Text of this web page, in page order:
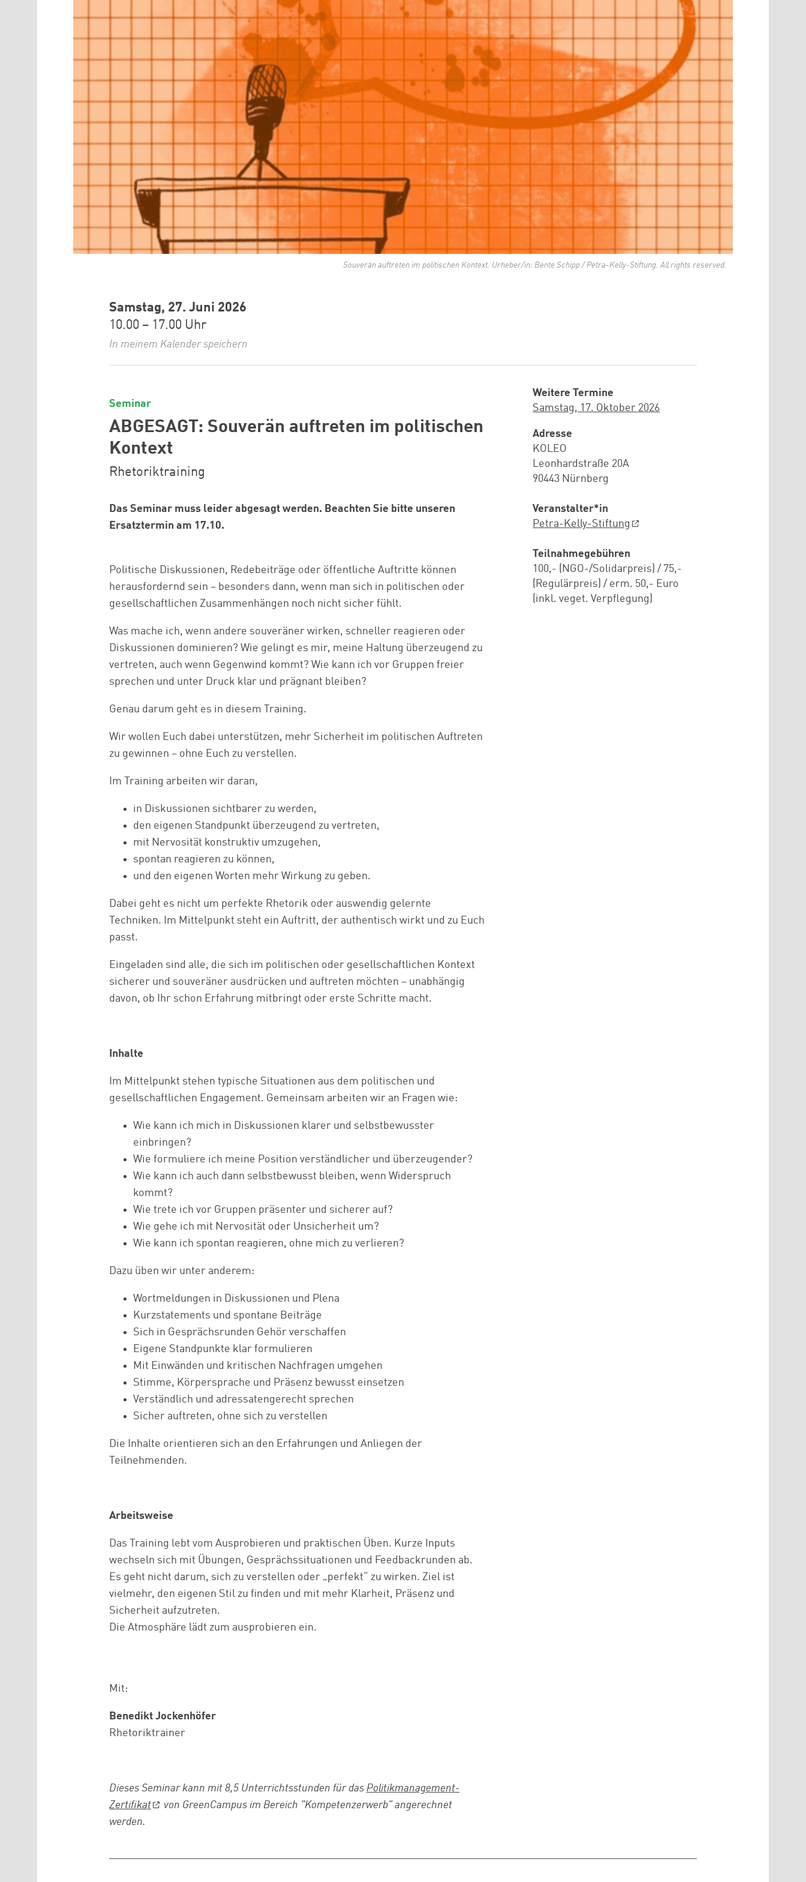
Souverän auftreten im politischen Kontext. Urheber/in: Bente Schipp / Petra-Kelly-Stiftung. All rights reserved.
Samstag, 27. Juni 2026
10.00 – 17.00 Uhr
In meinem Kalender speichern
Seminar
ABGESAGT: Souverän auftreten im politischen
Kontext
Rhetoriktraining
Das Seminar muss leider abgesagt werden. Beachten Sie bitte unseren
Ersatztermin am 17.10.
Politische Diskussionen, Redebeiträge oder öffentliche Auftritte können
herausfordernd sein – besonders dann, wenn man sich in politischen oder
gesellschaftlichen Zusammenhängen noch nicht sicher fühlt.
Was mache ich, wenn andere souveräner wirken, schneller reagieren oder
Diskussionen dominieren? Wie gelingt es mir, meine Haltung überzeugend zu
vertreten, auch wenn Gegenwind kommt? Wie kann ich vor Gruppen freier
sprechen und unter Druck klar und prägnant bleiben?
Genau darum geht es in diesem Training.
Wir wollen Euch dabei unterstützen, mehr Sicherheit im politischen Auftreten
zu gewinnen – ohne Euch zu verstellen.
Im Training arbeiten wir daran,
in Diskussionen sichtbarer zu werden,
den eigenen Standpunkt überzeugend zu vertreten,
mit Nervosität konstruktiv umzugehen,
spontan reagieren zu können,
und den eigenen Worten mehr Wirkung zu geben.
Dabei geht es nicht um perfekte Rhetorik oder auswendig gelernte
Techniken. Im Mittelpunkt steht ein Auftritt, der authentisch wirkt und zu Euch
passt.
Eingeladen sind alle, die sich im politischen oder gesellschaftlichen Kontext
sicherer und souveräner ausdrücken und auftreten möchten – unabhängig
davon, ob Ihr schon Erfahrung mitbringt oder erste Schritte macht.
Inhalte
Im Mittelpunkt stehen typische Situationen aus dem politischen und
gesellschaftlichen Engagement. Gemeinsam arbeiten wir an Fragen wie:
Wie kann ich mich in Diskussionen klarer und selbstbewusster
einbringen?
Wie formuliere ich meine Position verständlicher und überzeugender?
Wie kann ich auch dann selbstbewusst bleiben, wenn Widerspruch
kommt?
Wie trete ich vor Gruppen präsenter und sicherer auf?
Wie gehe ich mit Nervosität oder Unsicherheit um?
Wie kann ich spontan reagieren, ohne mich zu verlieren?
Dazu üben wir unter anderem:
Wortmeldungen in Diskussionen und Plena
Kurzstatements und spontane Beiträge
Sich in Gesprächsrunden Gehör verschaffen
Eigene Standpunkte klar formulieren
Mit Einwänden und kritischen Nachfragen umgehen
Stimme, Körpersprache und Präsenz bewusst einsetzen
Verständlich und adressatengerecht sprechen
Sicher auftreten, ohne sich zu verstellen
Die Inhalte orientieren sich an den Erfahrungen und Anliegen der
Teilnehmenden.
Arbeitsweise
Das Training lebt vom Ausprobieren und praktischen Üben. Kurze Inputs
wechseln sich mit Übungen, Gesprächssituationen und Feedbackrunden ab.
Es geht nicht darum, sich zu verstellen oder „perfekt“ zu wirken. Ziel ist
vielmehr, den eigenen Stil zu finden und mit mehr Klarheit, Präsenz und
Sicherheit aufzutreten.
Die Atmosphäre lädt zum ausprobieren ein.
Mit:
Benedikt Jockenhöfer
Rhetoriktrainer
Dieses Seminar kann mit 8,5 Unterrichtsstunden für das Politikmanagement-
Zertifikat
von GreenCampus im Bereich "Kompetenzerwerb" angerechnet
werden.
Weitere Termine
Samstag, 17. Oktober 2026
Adresse
KOLEO
Leonhardstraße 20A
90443 Nürnberg
Veranstalter*in
Petra-Kelly-Stiftung
Teilnahmegebühren
100,- (NGO-/Solidarpreis) / 75,-
(Regulärpreis) / erm. 50,- Euro
(inkl. veget. Verpflegung)